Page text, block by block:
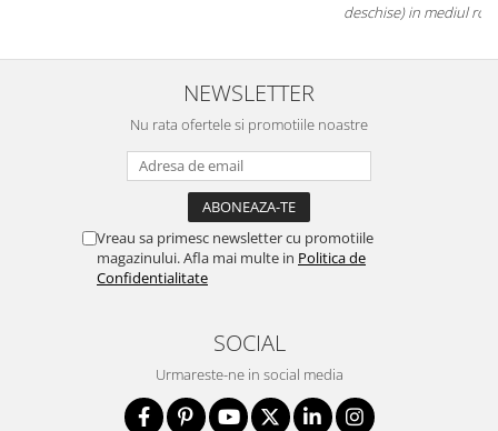
deschise) in mediul romanesc de afaceri. Thumbs up! 5Stele
NEWSLETTER
Nu rata ofertele si promotiile noastre
Vreau sa primesc newsletter cu promotiile
magazinului. Afla mai multe in Politica de
Confidentialitate
SOCIAL
Urmareste-ne in social media